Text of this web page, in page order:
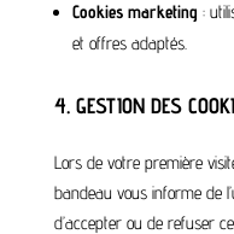
Cookies marketing :
et offres adaptés.
4. GESTION DES
Lors de votre première
bandeau vous informe de
d’accepter ou de refuser